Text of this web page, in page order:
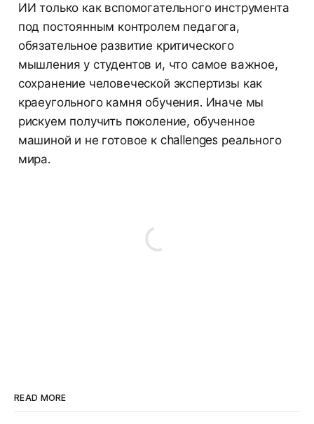
ИИ только как вспомогательного инструмента
под постоянным контролем педагога,
обязательное развитие критического
мышления у студентов и, что самое важное,
сохранение человеческой экспертизы как
краеугольного камня обучения. Иначе мы
рискуем получить поколение, обученное
машиной и не готовое к challenges реального
мира.
READ MORE